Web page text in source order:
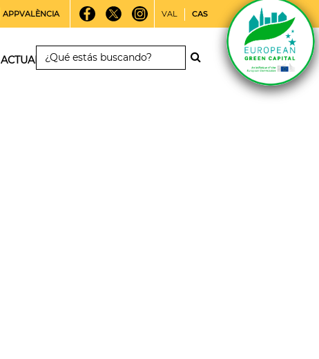
APPVALÈNCIA VAL CAS
ACTUALIDAD